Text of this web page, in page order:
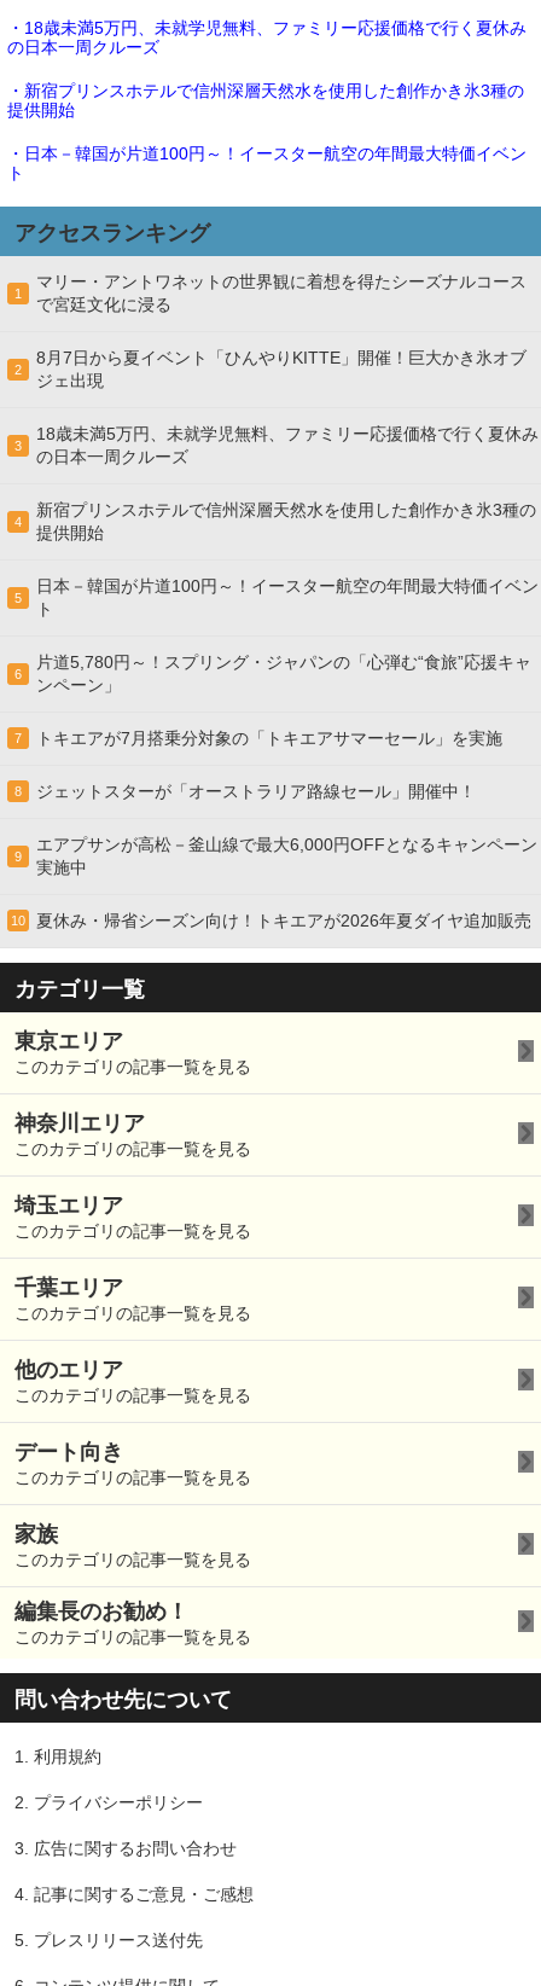
・18歳未満5万円、未就学児無料、ファミリー応援価格で行く夏休み
の日本一周クルーズ
・新宿プリンスホテルで信州深層天然水を使用した創作かき氷3種の
提供開始
・日本－韓国が片道100円～！イースター航空の年間最大特価イベン
ト
アクセスランキング
1
マリー・アントワネットの世界観に着想を得たシーズナルコース
で宮廷文化に浸る
2
8月7日から夏イベント「ひんやりKITTE」開催！巨大かき氷オブ
ジェ出現
3
18歳未満5万円、未就学児無料、ファミリー応援価格で行く夏休み
の日本一周クルーズ
4
新宿プリンスホテルで信州深層天然水を使用した創作かき氷3種の
提供開始
5
日本－韓国が片道100円～！イースター航空の年間最大特価イベン
ト
6
片道5,780円～！スプリング・ジャパンの「心弾む“食旅”応援キャ
ンペーン」
7 トキエアが7月搭乗分対象の「トキエアサマーセール」を実施
8 ジェットスターが「オーストラリア路線セール」開催中！
9
エアプサンが高松－釜山線で最大6,000円OFFとなるキャンペーン
実施中
10 夏休み・帰省シーズン向け！トキエアが2026年夏ダイヤ追加販売
カテゴリ一覧
東京エリア
このカテゴリの記事一覧を見る
神奈川エリア
このカテゴリの記事一覧を見る
埼玉エリア
このカテゴリの記事一覧を見る
千葉エリア
このカテゴリの記事一覧を見る
他のエリア
このカテゴリの記事一覧を見る
デート向き
このカテゴリの記事一覧を見る
家族
このカテゴリの記事一覧を見る
編集長のお勧め！
このカテゴリの記事一覧を見る
問い合わせ先について
1. 利用規約
2. プライバシーポリシー
3. 広告に関するお問い合わせ
4. 記事に関するご意見・ご感想
5. プレスリリース送付先